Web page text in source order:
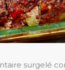
surgelé